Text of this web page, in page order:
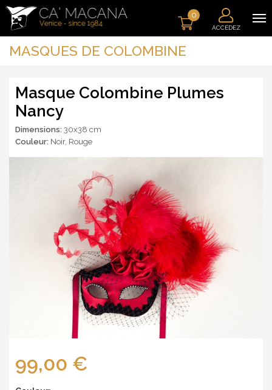
0
ACCÉDEZ
MASQUES DE COLOMBINE
Masque Colombine Plumes
Nancy
Dimensions: 30x38 cm
Couleur: Noir, Rouge
99,00 €